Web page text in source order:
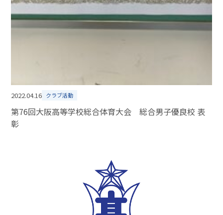
2022.04.16 クラブ活動
第76回大阪高等学校総合体育大会 総合男子優良校 表
彰